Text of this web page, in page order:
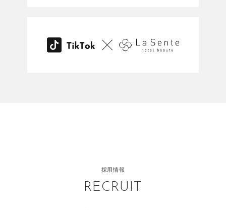
採用情報
RECRUIT